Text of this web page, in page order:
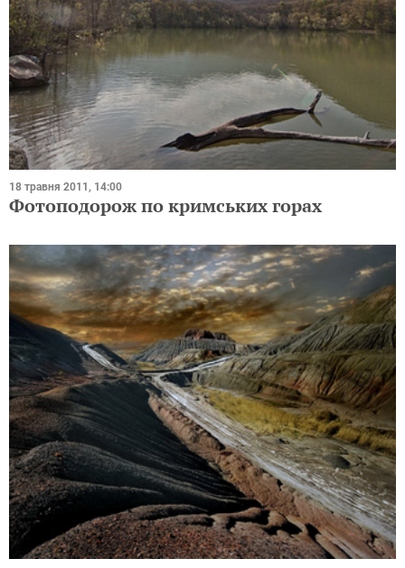
18 травня 2011, 14:00
Фотоподорож по кримських горах